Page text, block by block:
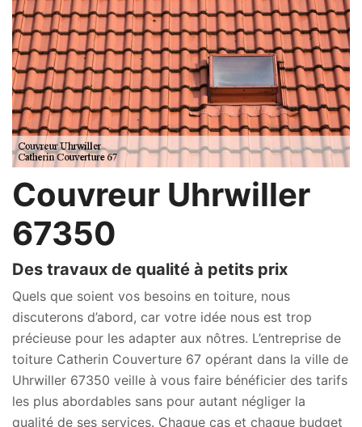
Couvreur Uhrwiller
67350
Des travaux de qualité à petits prix
Quels que soient vos besoins en toiture, nous
discuterons d’abord, car votre idée nous est trop
précieuse pour les adapter aux nôtres. L’entreprise de
toiture Catherin Couverture 67 opérant dans la ville de
Uhrwiller 67350 veille à vous faire bénéficier des tarifs
les plus abordables sans pour autant négliger la
qualité de ses services. Chaque cas et chaque budget